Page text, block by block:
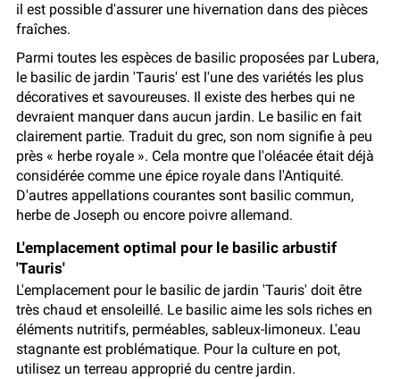
il est possible d'assurer une hivernation dans des pièces
fraîches.
Parmi toutes les espèces de basilic proposées par Lubera,
le basilic de jardin 'Tauris' est l'une des variétés les plus
décoratives et savoureuses. Il existe des herbes qui ne
devraient manquer dans aucun jardin. Le basilic en fait
clairement partie. Traduit du grec, son nom signifie à peu
près « herbe royale ». Cela montre que l'oléacée était déjà
considérée comme une épice royale dans l'Antiquité.
D'autres appellations courantes sont basilic commun,
herbe de Joseph ou encore poivre allemand.
L'emplacement optimal pour le basilic arbustif
'Tauris'
L'emplacement pour le basilic de jardin 'Tauris' doit être
très chaud et ensoleillé. Le basilic aime les sols riches en
éléments nutritifs, perméables, sableux-limoneux. L'eau
stagnante est problématique. Pour la culture en pot,
utilisez un terreau approprié du centre jardin.